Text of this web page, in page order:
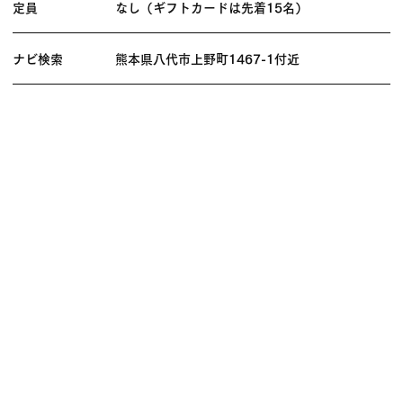
定員 なし（ギフトカードは先着15名）
ナビ検索 熊本県八代市上野町1467-1付近